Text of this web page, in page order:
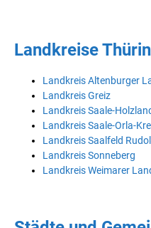
Landkreise
Landkreis Altenburger
Landkreis Greiz
Landkreis Saale-
Landkreis Saale-Orla-
Landkreis Saalfeld
Landkreis Sonneberg
Landkreis Weimarer